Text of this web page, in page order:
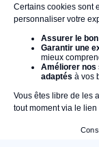
Bonjour
message !
Comme
Quoi
F, des